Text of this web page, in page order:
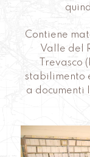
Contiene
Valle del
Trevasco
stabilimento
a documenti